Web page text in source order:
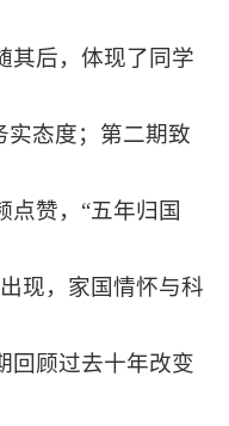
其后，体现了同学
实态度；第二期致
点赞，“五年归国
现，家国情怀与科
回顾过去十年改变